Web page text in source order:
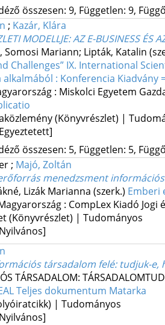
összesen: 9, Független: 9,
; Kazár, Klára
MODELLJE: AZ E-BUSINESS ÉS
Somosi Mariann; Lipták, Katalin
Challenges” IX. International
: Konferencia Kiadvány
: Miskolci Egyetem
(Könyvrészlet) |
összesen: 5, Független: 5,
; Majó, Zoltán
menedzsment információs
Lizák Marianna (szerk.) Emberi
: CompLex Kiadó
(Könyvrészlet) | Tudományos
társadalom felé: tudjuk-e,
TÁRSADALOM:
Teljes dokumentum Matarka
| Tudományos